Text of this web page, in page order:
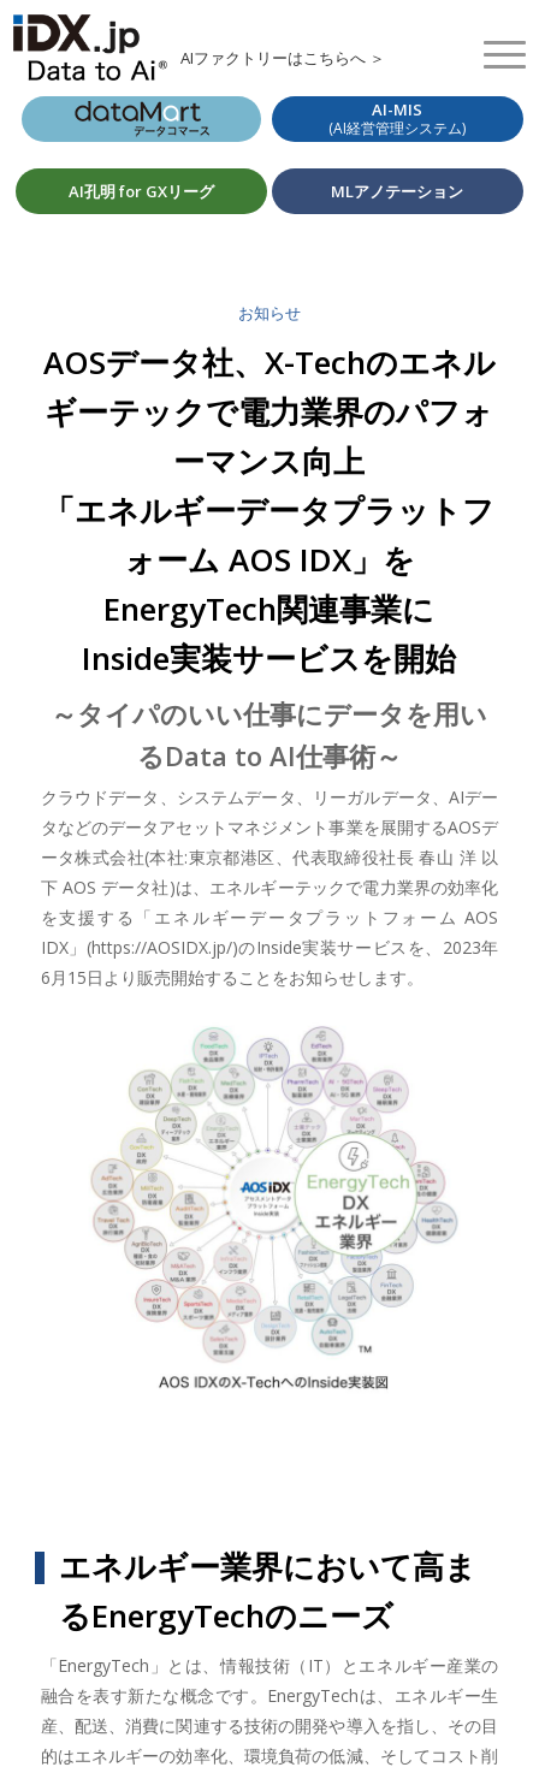
AIファクトリーはこちらへ ＞
AI-MIS
(AI経営管理システム)
AI孔明 for GXリーグ MLアノテーション
お知らせ
AOSデータ社、X-Techのエネル
ギーテックで電力業界のパフォ
ーマンス向上
「エネルギーデータプラットフ
ォーム AOS IDX」を
EnergyTech関連事業に
Inside実装サービスを開始
～タイパのいい仕事にデータを用い
るData to AI仕事術～
クラウドデータ、システムデータ、リーガルデータ、AIデー
タなどのデータアセットマネジメント事業を展開するAOSデ
ータ株式会社(本社:東京都港区、代表取締役社長 春山 洋 以
下 AOS データ社)は、エネルギーテックで電力業界の効率化
を支援する「エネルギーデータプラットフォーム AOS
IDX」(https://AOSIDX.jp/)のInside実装サービスを、2023年
6月15日より販売開始することをお知らせします。
エネルギー業界において高ま
るEnergyTechのニーズ
「EnergyTech」とは、情報技術（IT）とエネルギー産業の
融合を表す新たな概念です。EnergyTechは、エネルギー生
産、配送、消費に関連する技術の開発や導入を指し、その目
的はエネルギーの効率化、環境負荷の低減、そしてコスト削